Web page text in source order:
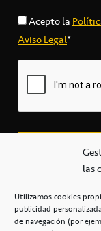
las
Utilizamos cookies
publicidad
de navegación (por
Acepto la
Aviso Legal*